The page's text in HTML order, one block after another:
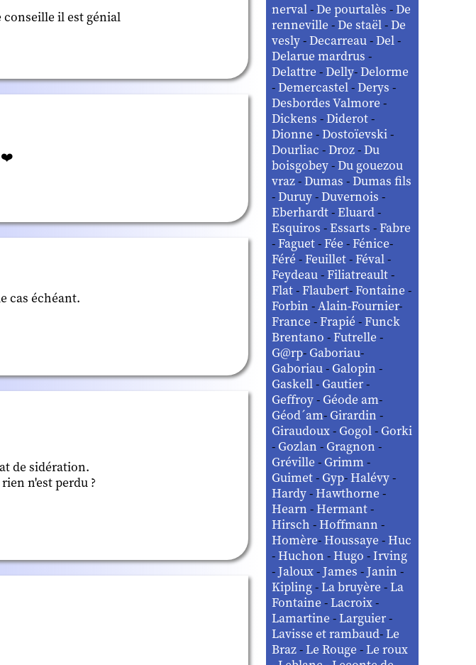
conseille il est génial
❤️
cas échéant.
de sidération.
n'est perdu ?
nerval-De pourtalès-De
renneville-De staël-De
vesly-Decarreau-Del-
Delarue mardrus-
Delattre-Delly-Delorme
-Demercastel-Derys-
Desbordes Valmore-
Dickens-Diderot-
Dionne-Dostoïevski-
Dourliac-Droz-Du
boisgobey-Du gouezou
vraz-Dumas-Dumas fils
-Duruy-Duvernois-
Eberhardt-Eluard-
Esquiros-Essarts-Fabre
-Faguet-Fée-Fénice-
Féré-Feuillet-Féval-
Feydeau-Filiatreault-
Flat-Flaubert-Fontaine-
Forbin-Alain-Fournier-
France-Frapié-Funck
Brentano-Futrelle-
G@rp- Gaboriau-
Gaboriau- Galopin-
Gaskell- Gautier-
Geffroy- Géode am-
Géod´am- Girardin-
Giraudoux- Gogol- Gorki
- Gozlan- Gragnon-
Gréville- Grimm-
Guimet- Gyp-Halévy-
Hardy-Hawthorne-
Hearn-Hermant-
Hirsch-Hoffmann-
Homère-Houssaye-Huc
-Huchon-Hugo-Irving
-Jaloux-James-Janin-
Kipling-La bruyère-La
Fontaine-Lacroix-
Lamartine-Larguier-
Lavisse et rambaud-Le
Braz-Le Rouge-Le roux